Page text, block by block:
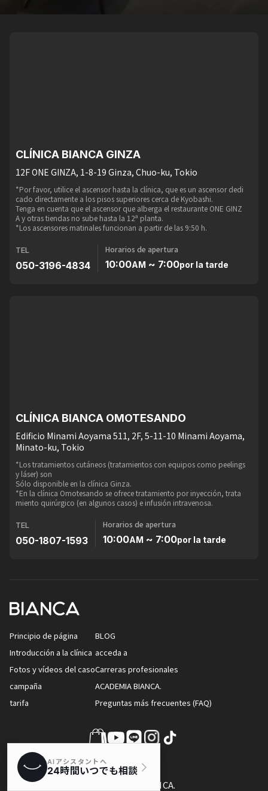
CLÍNICA BIANCA GINZA
12F ONE GINZA, 1-8-19 Ginza, Chuo-ku, Tokio
*Por favor, utilice el ascensor hasta la clínica, que es un ascensor dedi
cado directamente a los pisos superiores cerca de Kyobashi.
Tenga en cuenta que el ascensor que alberga el restaurante ONE GINZ
A y otras tiendas no sube hasta la 12ª planta.
*Los ascensores matinales funcionan a partir de las 9:50 h.
TEL
050-3196-4834
Horarios de apertura
10:00AM ~ 7:00por la tarde
CLÍNICA BIANCA OMOTESANDO
Edificio Minami Aoyama 511, 2F, 5-11-10 Minami Aoyama,
Minato-ku, Tokio
*Los tratamientos cutáneos (tratamientos con equipos como peelings
y láser) son
Sólo disponible en la clínica Ginza.
*En la clínica Omotesando se ofrece tratamiento por inyección, trata
miento quirúrgico (en algunos casos) e infusión intravenosa.
TEL
050-1807-1593
Horarios de apertura
10:00AM ~ 7:00por la tarde
Principio de página
Introducción a la clínica
Fotos y vídeos del caso
campaña
tarifa
BLOG
acceda a
Carreras profesionales
ACADEMIA BIANCA.
Preguntas más frecuentes (FAQ)
© CLÍNICA BIANCA.